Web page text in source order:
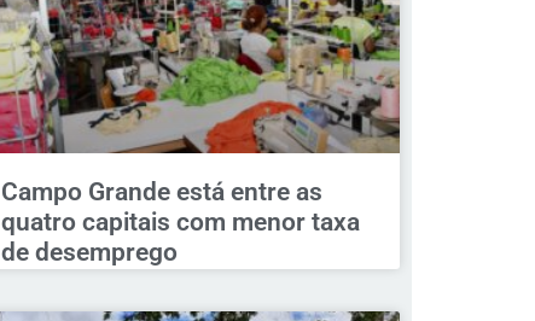
Campo Grande está entre as
quatro capitais com menor taxa
de desemprego